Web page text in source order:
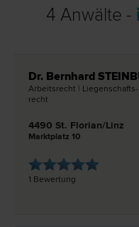
4 Anwälte -
Dr. Bernhard
Arbeits­recht |
recht
4490 St. Florian/Linz
Marktplatz 10
1 Bewertung